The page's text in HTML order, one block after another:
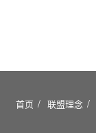
首页 联盟理念